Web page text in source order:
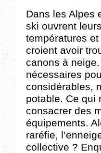
Dans les Alpes
ski ouvrent
températures
croient avoir
canons à
nécessaires
considérables,
potable. Ce qui
consacrer des
équipements.
raréfie,
collective ?